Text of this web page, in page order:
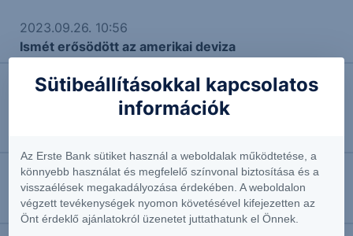
2023.09.26. 10:56
Ismét erősödött az amerikai deviza
2023.09.25. 09:56
A hazai döntéshozók üzenetei gyengítették a
2018.02.27. 16:01
Várjuk az OTP és a Waberer's eredményeit
Sütibeállításokkal kapcsolatos
információk
Az Erste Bank sütiket használ a weboldalak működtetése, a
könnyebb használat és megfelelő színvonal biztosítása és a
visszaélések megakadályozása érdekében. A weboldalon
végzett tevékenységek nyomon követésével kifejezetten az
Önt érdeklő ajánlatokról üzenetet juttathatunk el Önnek.